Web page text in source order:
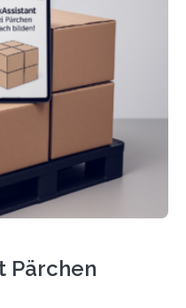
Eine Falzmaschine
Profis. Eine solche
Prospekte,
Zehntausend
Maschinentyp und
Pärchen